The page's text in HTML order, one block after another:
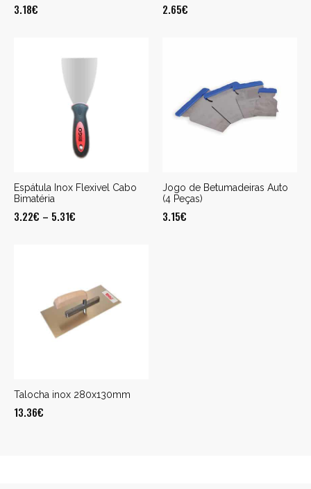
3.18€ 2.65€
Espátula Inox Flexivel Cabo
Bimatéria
3.22€ – 5.31€
Jogo de Betumadeiras Auto
(4 Peças)
3.15€
Talocha inox 280x130mm
13.36€